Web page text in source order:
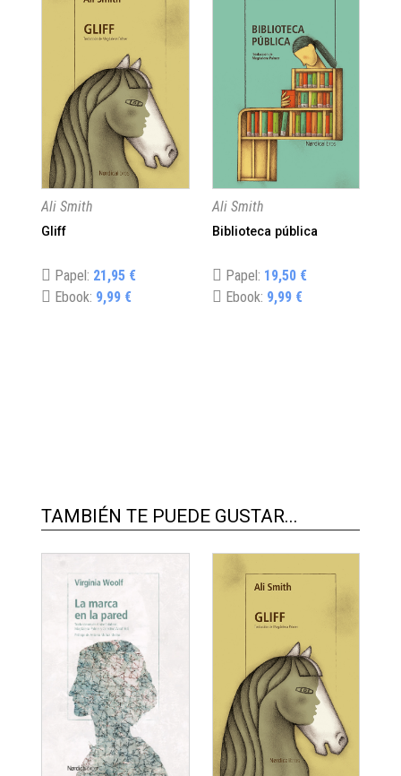
Ali Smith
Gliff
Papel: 21,95 €
Ebook: 9,99 €
Ali Smith
Biblioteca pública
Papel: 19,50 €
Ebook: 9,99 €
TAMBIÉN TE PUEDE GUSTAR...